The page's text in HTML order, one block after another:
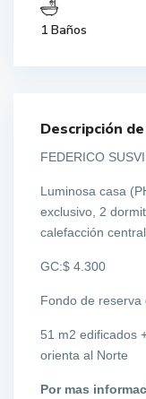
1 Baños
Descripción
FEDERICO
Luminosa casa
exclusivo, 2
calefacción
GC:$ 4.300
Fondo de reserva
51 m2 edificados
orienta al Norte
Por mas